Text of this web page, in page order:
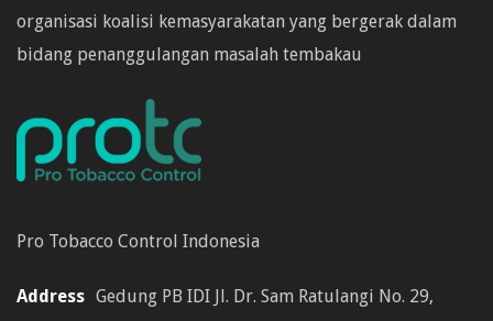
organisasi koalisi kemasyarakatan yang bergerak dalam
bidang penanggulangan masalah tembakau
Pro Tobacco Control Indonesia
Address Gedung PB IDI Jl. Dr. Sam Ratulangi No. 29,